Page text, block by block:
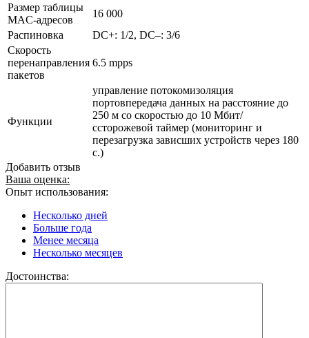
Размер таблицы
MAC-адресов
16 000
Распиновка
DC+: 1/2, DC–: 3/6
Скорость
перенаправления
пакетов
6.5 mpps
Функции
управление потокомизоляция
портовпередача данных на расстояние до
250 м со скоростью до 10 Мбит/
ссторожевой таймер (мониторинг и
перезагрузка зависших устройств через 180
с.)
Добавить отзыв
Ваша оценка:
Опыт использования:
Несколько дней
Больше года
Менее месяца
Несколько месяцев
Достоинства: